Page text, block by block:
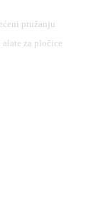
pružanju
za pločice